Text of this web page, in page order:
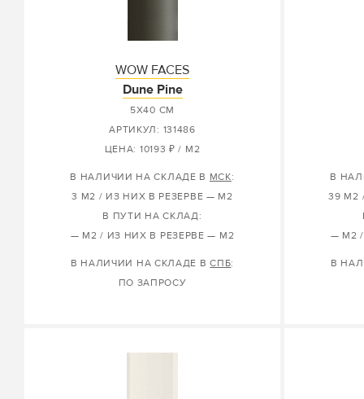
WOW FACES
Dune Pine
5X40 СМ
АРТИКУЛ: 131486
ЦЕНА: 10193 ₽ / М2
В НАЛИЧИИ НА СКЛАДЕ В МСК:
3 М2 / ИЗ НИХ В РЕЗЕРВЕ — М2
В ПУТИ НА СКЛАД:
— М2 / ИЗ НИХ В РЕЗЕРВЕ — М2
В НАЛИЧИИ НА СКЛАДЕ ВСПБ:
ПО ЗАПРОСУ
В
39 М2
— М2
В